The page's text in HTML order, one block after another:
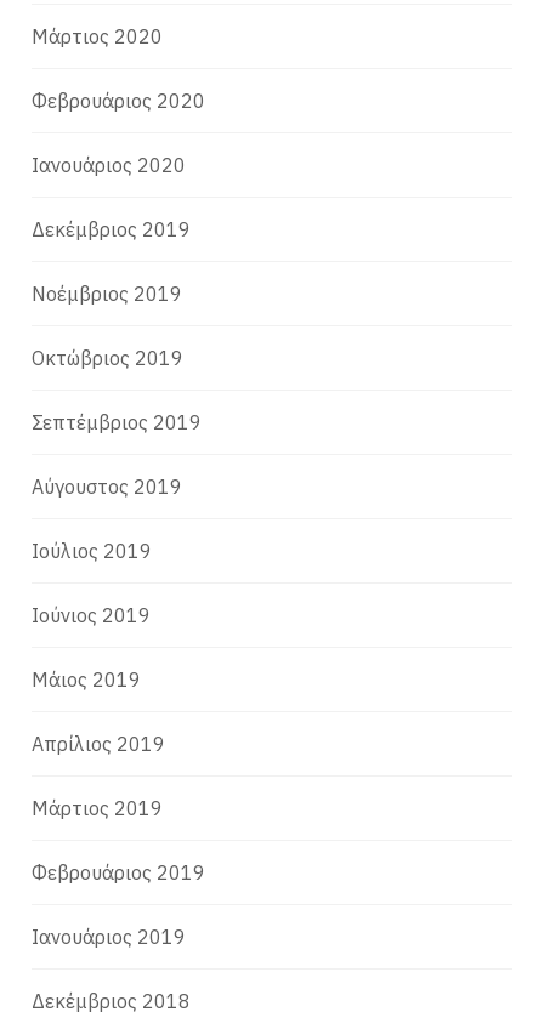
Μάρτιος 2020
Φεβρουάριος 2020
Ιανουάριος 2020
Δεκέμβριος 2019
Νοέμβριος 2019
Οκτώβριος 2019
Σεπτέμβριος 2019
Αύγουστος 2019
Ιούλιος 2019
Ιούνιος 2019
Μάιος 2019
Απρίλιος 2019
Μάρτιος 2019
Φεβρουάριος 2019
Ιανουάριος 2019
Δεκέμβριος 2018